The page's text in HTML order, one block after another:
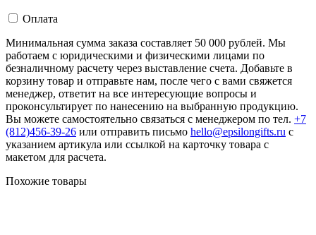
Оплата
Минимальная сумма заказа составляет 50 000 рублей. Мы
работаем с юридическими и физическими лицами по
безналичному расчету через выставление счета. Добавьте в
корзину товар и отправьте нам, после чего с вами свяжется
менеджер, ответит на все интересующие вопросы и
проконсультирует по нанесению на выбранную продукцию.
Вы можете самостоятельно связаться с менеджером по тел. +7
(812)456-39-26 или отправить письмо hello@epsilongifts.ru с
указанием артикула или ссылкой на карточку товара с
макетом для расчета.
Похожие товары